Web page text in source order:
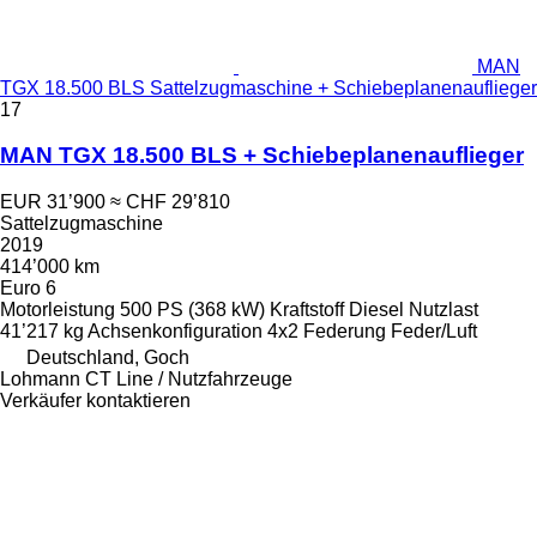
MAN
TGX 18.500 BLS Sattelzugmaschine + Schiebeplanenauflieger
17
MAN TGX 18.500 BLS + Schiebeplanenauflieger
EUR 31’900 ≈ CHF 29’810
Sattelzugmaschine
2019
414’000 km
Euro 6
Motorleistung 500 PS (368 kW) Kraftstoff Diesel Nutzlast
41’217 kg Achsenkonfiguration 4x2 Federung Feder/Luft
Deutschland, Goch
Lohmann CT Line / Nutzfahrzeuge
Verkäufer kontaktieren